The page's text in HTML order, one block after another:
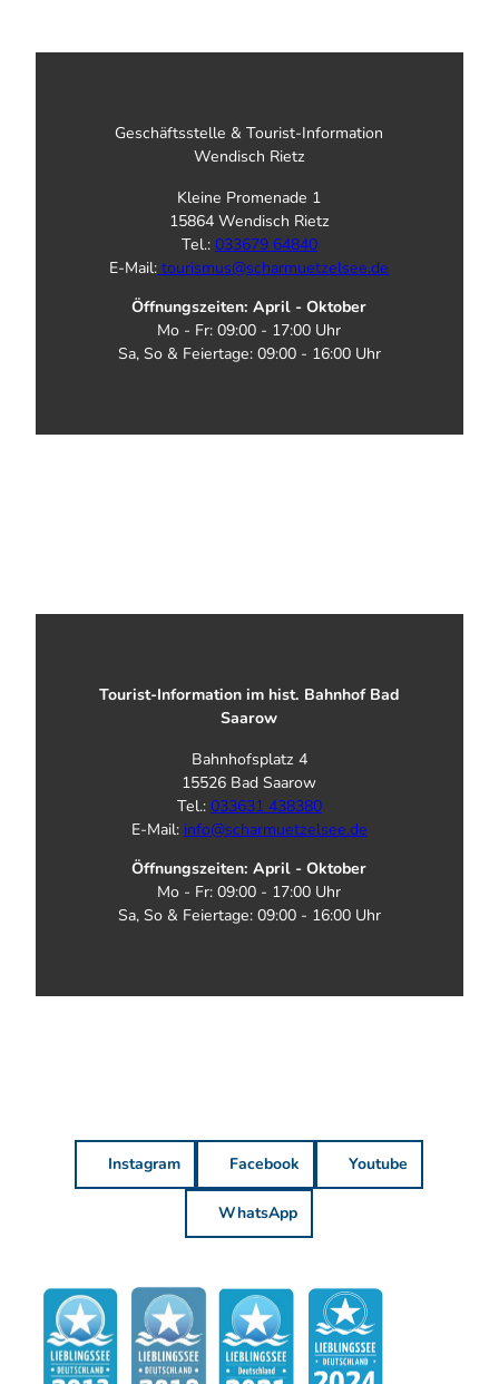
Geschäftsstelle & Tourist-Information
Wendisch Rietz
Kleine Promenade 1
15864 Wendisch Rietz
Tel.: 033679 64840
E-Mail: tourismus@scharmuetzelsee.de
Öffnungszeiten: April - Oktober
Mo - Fr: 09:00 - 17:00 Uhr
Sa, So & Feiertage: 09:00 - 16:00 Uhr
Tourist-Information im hist. Bahnhof Bad
Saarow
Bahnhofsplatz 4
15526 Bad Saarow
Tel.: 033631 438380
E-Mail: info@scharmuetzelsee.de
Öffnungszeiten: April - Oktober
Mo - Fr: 09:00 - 17:00 Uhr
Sa, So & Feiertage: 09:00 - 16:00 Uhr
Instagram Facebook Youtube
WhatsApp